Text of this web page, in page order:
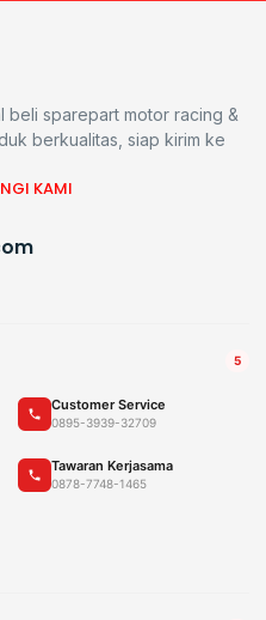
beli sparepart motor racing &
berkualitas, siap kirim ke
KAMI
5
Customer Service
0895-3939-32709
Tawaran Kerjasama
0878-7748-1465